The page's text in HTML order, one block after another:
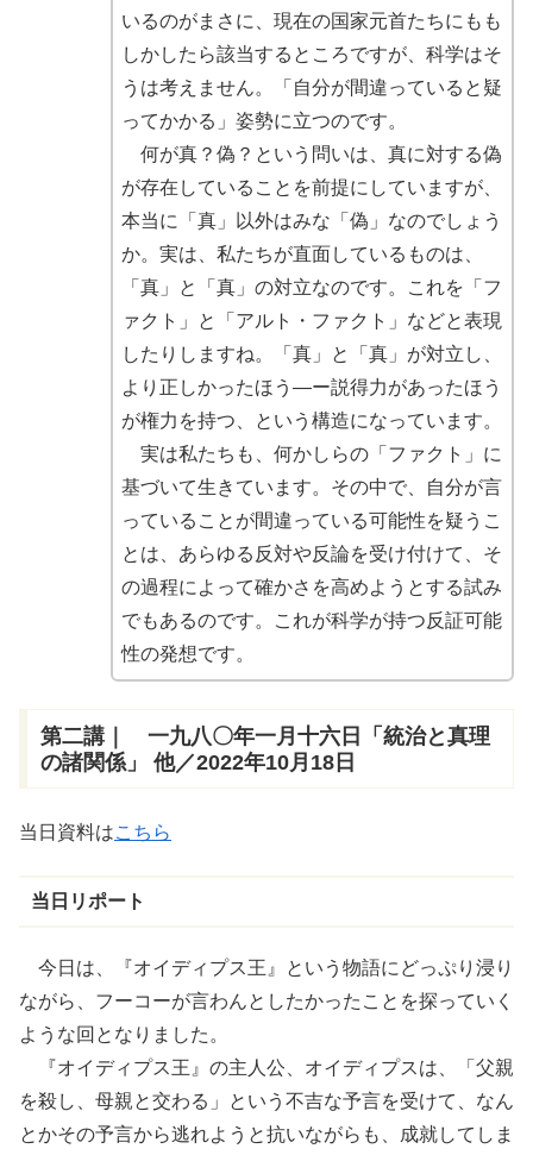
いるのがまさに、現在の国家元首たちにもも
しかしたら該当するところですが、科学はそ
うは考えません。「自分が間違っていると疑
ってかかる」姿勢に立つのです。
何が真？偽？という問いは、真に対する偽
が存在していることを前提にしていますが、
本当に「真」以外はみな「偽」なのでしょう
か。実は、私たちが直面しているものは、
「真」と「真」の対立なのです。これを「フ
ァクト」と「アルト・ファクト」などと表現
したりしますね。「真」と「真」が対立し、
より正しかったほう―ー説得力があったほう
が権力を持つ、という構造になっています。
実は私たちも、何かしらの「ファクト」に
基づいて生きています。その中で、自分が言
っていることが間違っている可能性を疑うこ
とは、あらゆる反対や反論を受け付けて、そ
の過程によって確かさを高めようとする試み
でもあるのです。これが科学が持つ反証可能
性の発想です。
第二講｜ 一九八〇年一月十六日「統治と真理
の諸関係」 他／2022年10月18日
当日資料はこちら
当日リポート
今日は、『オイディプス王』という物語にどっぷり浸り
ながら、フーコーが言わんとしたかったことを探っていく
ような回となりました。
『オイディプス王』の主人公、オイディプスは、「父親
を殺し、母親と交わる」という不吉な予言を受けて、なん
とかその予言から逃れようと抗いながらも、成就してしま